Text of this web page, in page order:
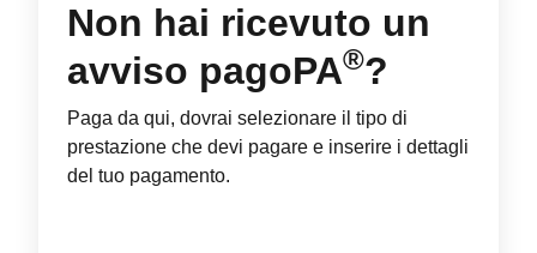
Non hai ricevuto un
avviso pagoPA®?
Paga da qui, dovrai selezionare il tipo di
prestazione che devi pagare e inserire i dettagli
del tuo pagamento.